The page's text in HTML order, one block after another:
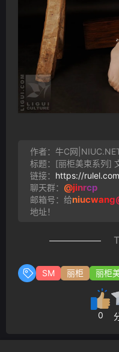
作者：牛C网
标题：[丽柜美束系列]
链接： https://
聊天群： @jinrcp
邮箱号：给
地址！
SM 丽柜 丽柜
0